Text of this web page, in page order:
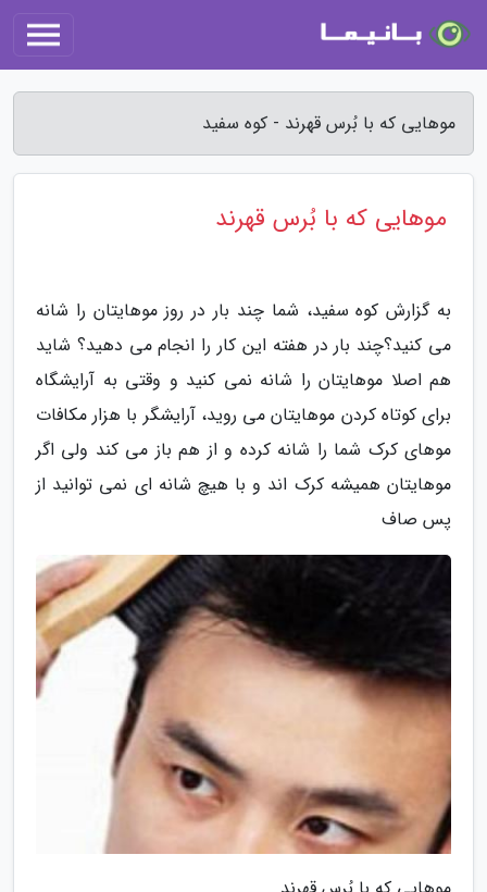
موهایی که با بُرس قهرند - کوه سفید
موهایی که با بُرس قهرند
به گزارش کوه سفید، شما چند بار در روز موهایتان را شانه
می کنید؟چند بار در هفته این کار را انجام می دهید؟ شاید
هم اصلا موهایتان را شانه نمی کنید و وقتی به آرایشگاه
برای کوتاه کردن موهایتان می روید، آرایشگر با هزار مکافات
موهای کرک شما را شانه کرده و از هم باز می کند ولی اگر
موهایتان همیشه کرک اند و با هیچ شانه ای نمی توانید از
پس صاف